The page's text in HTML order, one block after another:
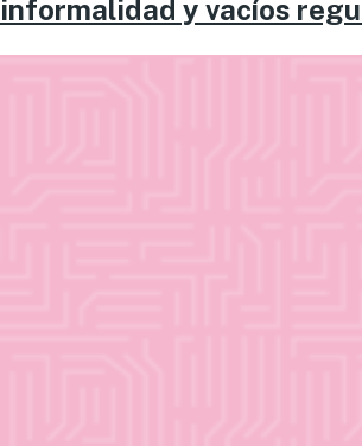
informalidad y vacíos